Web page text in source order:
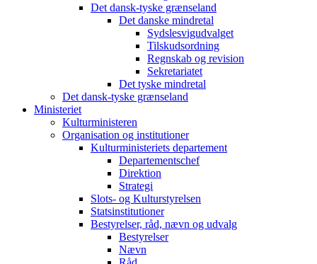
Det dansk-tyske grænseland
Det danske mindretal
Sydslesvigudvalget
Tilskudsordning
Regnskab og revision
Sekretariatet
Det tyske mindretal
Det dansk-tyske grænseland
Ministeriet
Kulturministeren
Organisation og institutioner
Kulturministeriets departement
Departementschef
Direktion
Strategi
Slots- og Kulturstyrelsen
Statsinstitutioner
Bestyrelser, råd, nævn og udvalg
Bestyrelser
Nævn